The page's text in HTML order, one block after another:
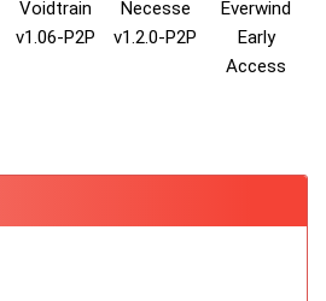
Voidtrain
v1.06-P2P
Necesse
v1.2.0-P2P
Everwind
Early
Access